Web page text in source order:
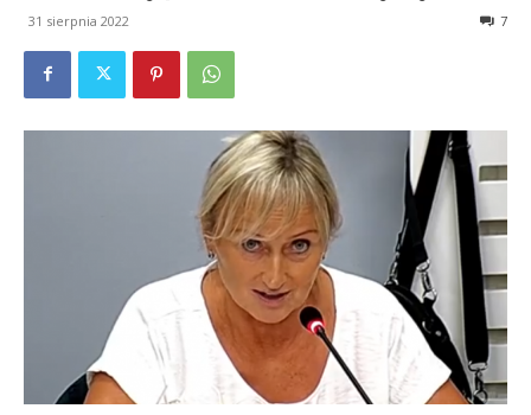
31 sierpnia 2022 7